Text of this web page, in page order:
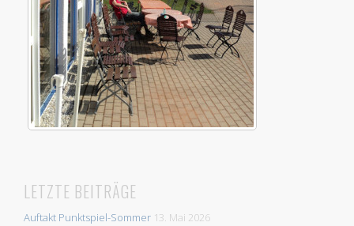
LETZTE BEITRÄGE
Auftakt Punktspiel-Sommer 13. Mai 2026